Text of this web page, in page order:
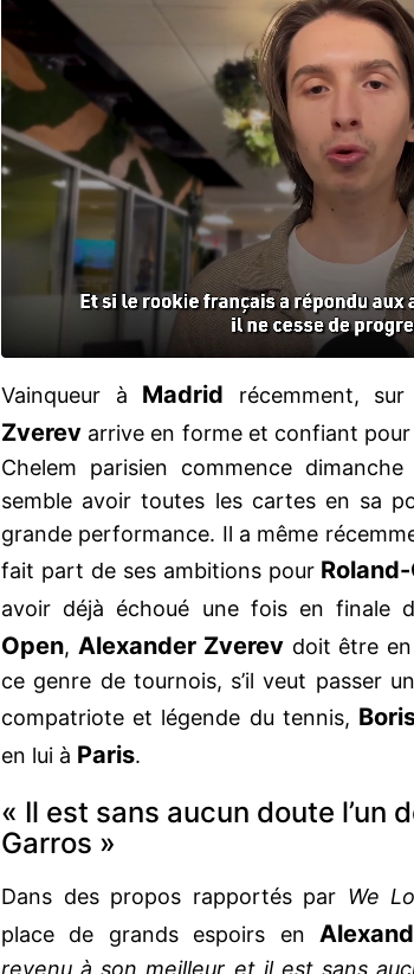
Vainqueur à Madrid récemment,
Zverev arrive en forme et confiant pour
Chelem parisien commence
semble avoir toutes les cartes en sa
grande performance. Il a même
fait part de ses ambitions pour
avoir déjà échoué une fois en finale
Open, Alexander Zverev doit être
ce genre de tournois, s’il veut passer
compatriote et légende du tennis,
en lui à Paris.
« Il est sans aucun doute l’un
Garros »
Dans des propos rapportés par We
place de grands espoirs en
revenu à son meilleur et il est sans